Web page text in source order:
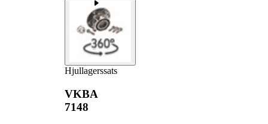
Hjullagerssats
VKBA
7148